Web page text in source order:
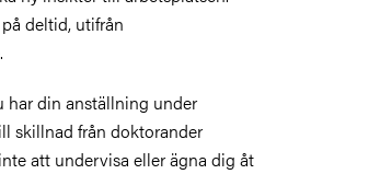
deltid, utifrån
har din anställning under
skillnad från doktorander
att undervisa eller ägna dig åt